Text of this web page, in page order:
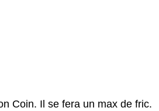
Coin. Il se fera un max de fric.